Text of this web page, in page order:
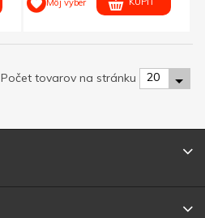
Počet tovarov na stránku 20